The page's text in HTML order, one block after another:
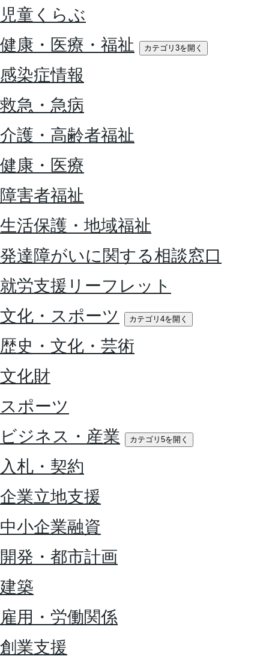
児童くらぶ
健康・医療・福祉
カテゴリ3を開く
感染症情報
救急・急病
介護・高齢者福祉
健康・医療
障害者福祉
生活保護・地域福祉
発達障がいに関する相談窓口
就労支援リーフレット
文化・スポーツ
カテゴリ4を開く
歴史・文化・芸術
文化財
スポーツ
ビジネス・産業
カテゴリ5を開く
入札・契約
企業立地支援
中小企業融資
開発・都市計画
建築
雇用・労働関係
創業支援